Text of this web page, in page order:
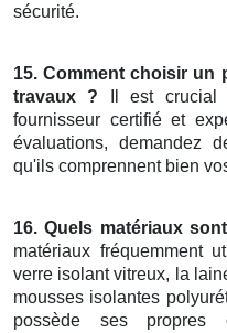
sécurité.
15. Comment choisir un
travaux ? Il est crucial
fournisseur certifié et
évaluations, demandez
qu'ils comprennent bien
16. Quels matériaux
matériaux fréquemment
verre isolant vitreux, la
mousses isolantes
possède ses propres